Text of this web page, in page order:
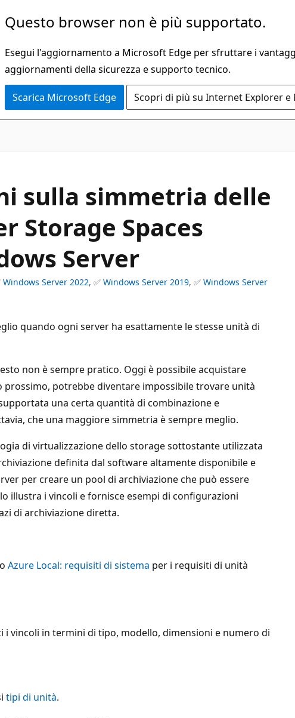
Questo browser non è più supportato.
Esegui l'aggiornamento a Microsoft Edge per sfruttare i
aggiornamenti della sicurezza e supporto tecnico.
Scarica Microsoft Edge Scopri di più su Internet Explorer
sulla simmetria delle
Storage Spaces
Server
Windows Server 2022, ✅ Windows Server 2019, ✅ Windows Server
quando ogni server ha esattamente le stesse unità di
non è sempre pratico. Oggi è possibile acquistare
prossimo, potrebbe diventare impossibile trovare unità
una certa quantità di combinazione e
che una maggiore simmetria è sempre meglio.
di virtualizzazione dello storage sottostante utilizzata
definita dal software altamente disponibile e
per creare un pool di archiviazione che può essere
illustra i vincoli e fornisce esempi di configurazioni
di archiviazione diretta.
Azure Local: requisiti di sistema per i requisiti di unità
i vincoli in termini di tipo, modello, dimensioni e numero di
tipi di unità.